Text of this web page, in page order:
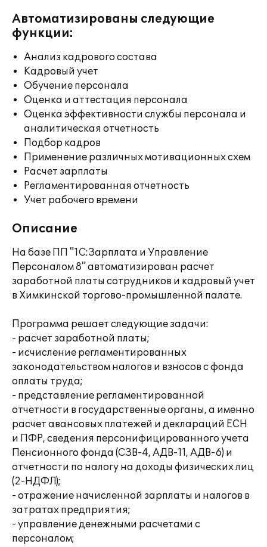
Автоматизированы следующие
функции:
Анализ кадрового состава
Кадровый учет
Обучение персонала
Оценка и аттестация персонала
Оценка эффективности службы персонала и
аналитическая отчетность
Подбор кадров
Применение различных мотивационных схем
Расчет зарплаты
Регламентированная отчетность
Учет рабочего времени
Описание
На базе ПП "1С:Зарплата и Управление
Персоналом 8" автоматизирован расчет
заработной платы сотрудников и кадровый учет
в Химкинской торгово-промышленной палате.
Программа решает следующие задачи:
- расчет заработной платы;
- исчисление регламентированных
законодательством налогов и взносов с фонда
оплаты труда;
- представление регламентированной
отчетности в государственные органы, а именно
расчет авансовых платежей и деклараций ЕСН
и ПФР, сведения персонифицированного учета
Пенсионного фонда (СЗВ-4, АДВ-11, АДВ-6) и
отчетности по налогу на доходы физических лиц
(2-НДФЛ);
- отражение начисленной зарплаты и налогов в
затратах предприятия;
- управление денежными расчетами с
персоналом;